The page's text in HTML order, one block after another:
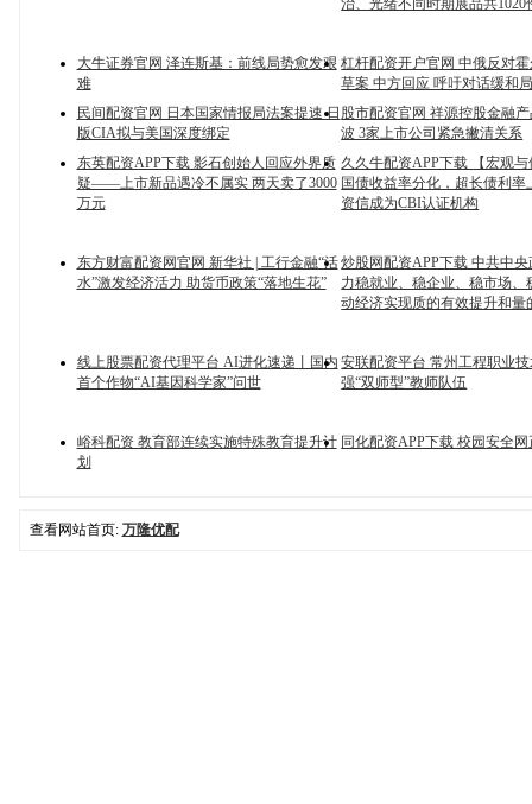
治、光绪不同时期展品共1020
大牛证券官网 泽连斯基：前线局势愈发艰
难
杠杆配资开户官网 中俄反对
草案 中方回应 呼吁对话缓和
民间配资官网 日本国家情报局法案提速 日
版CIA拟与美国深度绑定
股市配资官网 祥源控股金融
波 3家上市公司紧急撇清关系
东英配资APP下载 影石创始人回应外界质
疑——上市新品遇冷不属实 两天卖了3000
万元
久久牛配资APP下载 【宏观
国债收益率分化，超长债利率
资信成为CBI认证机构
东方财富配资网官网 新华社 | 工行金融“活
水”激发经济活力 助货币政策“落地生花”
炒股网配资APP下载 中共中
力稳就业、稳企业、稳市场、
动经济实现质的有效提升和量
线上股票配资代理平台 AI进化速递丨国内
首个作物“AI基因科学家”问世
安联配资平台 常州工程职业
强“双师型”教师队伍
峪科配资 教育部连续实施特殊教育提升计
划
同化配资APP下载 校园安全
查看网站首页: 万隆优配